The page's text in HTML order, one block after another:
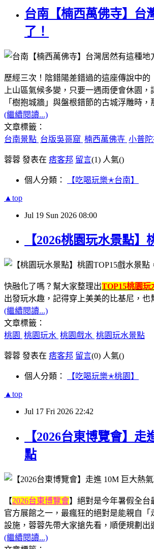
台南【楠西萬佛寺】台
了！
歷經三次！陰錯陽差錯過的這座傳說中的
上山區氣候多變，只要一遇雨便會休園
「樹抱城牆」與盤根錯節的古城浮雕時
(繼續閱讀...)
文章標籤：
台南景點 台版吳哥窟 楠西萬佛寺 小普
蓉蓉 發表在 痞客邦 留言(1) 人氣()
個人分類： 【吃喝玩樂✭台南】
▲top
Jul 19 Sun 2026 08:00
【2026桃園玩水景點
快融化了嗎？ 幫大家整理出TOP15桃園玩
出發玩水趣， 記得穿上美美的比基尼， 也
(繼續閱讀...)
文章標籤：
桃園 桃園玩水 桃園戲水 桃園玩水景點
蓉蓉 發表在 痞客邦 留言(0) 人氣()
個人分類： 【吃喝玩樂✭桃園】
▲top
Jul 17 Fri 2026 22:42
【2026台東博覽會】
點
【2026台東博覽會】絕對是今年暑假全台
官方展館之一，最瘋狂的絕對是能親自
設施，蓉蓉先帶大家搶先看，順便規劃
(繼續閱讀...)